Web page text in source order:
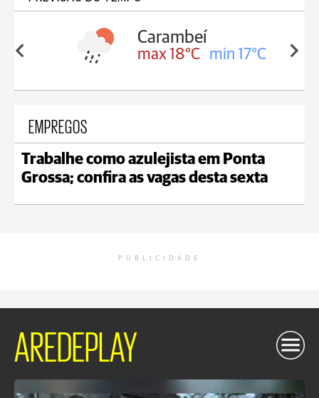
18°C
Carambeí
max 18°C min 17°C
EMPREGOS
Trabalhe como azulejista em Ponta
Grossa; confira as vagas desta sexta
PUBLICIDADE
AREDEPLAY